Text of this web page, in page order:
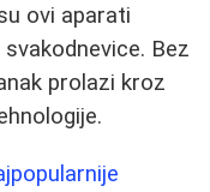
ovi aparati
Bez
prolazi kroz